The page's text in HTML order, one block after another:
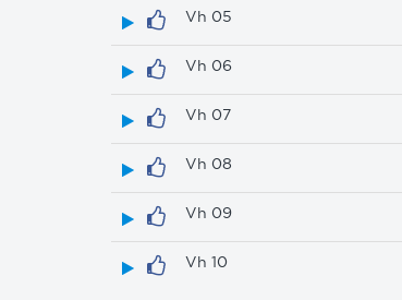
Vh 05
Vh 06
Vh 07
Vh 08
Vh 09
Vh 10